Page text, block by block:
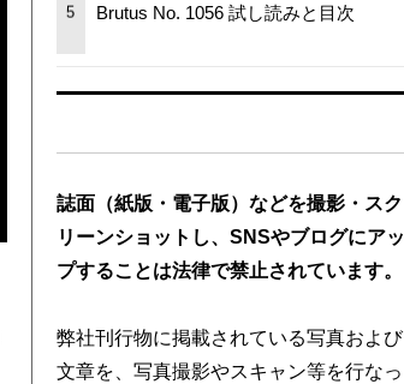
5 Brutus No. 1056 試し読みと目次
誌面（紙版・電子版）などを撮影・スク
リーンショットし、SNSやブログにアッ
プすることは法律で禁止されています。
弊社刊行物に掲載されている写真および
文章を、写真撮影やスキャン等を行なっ